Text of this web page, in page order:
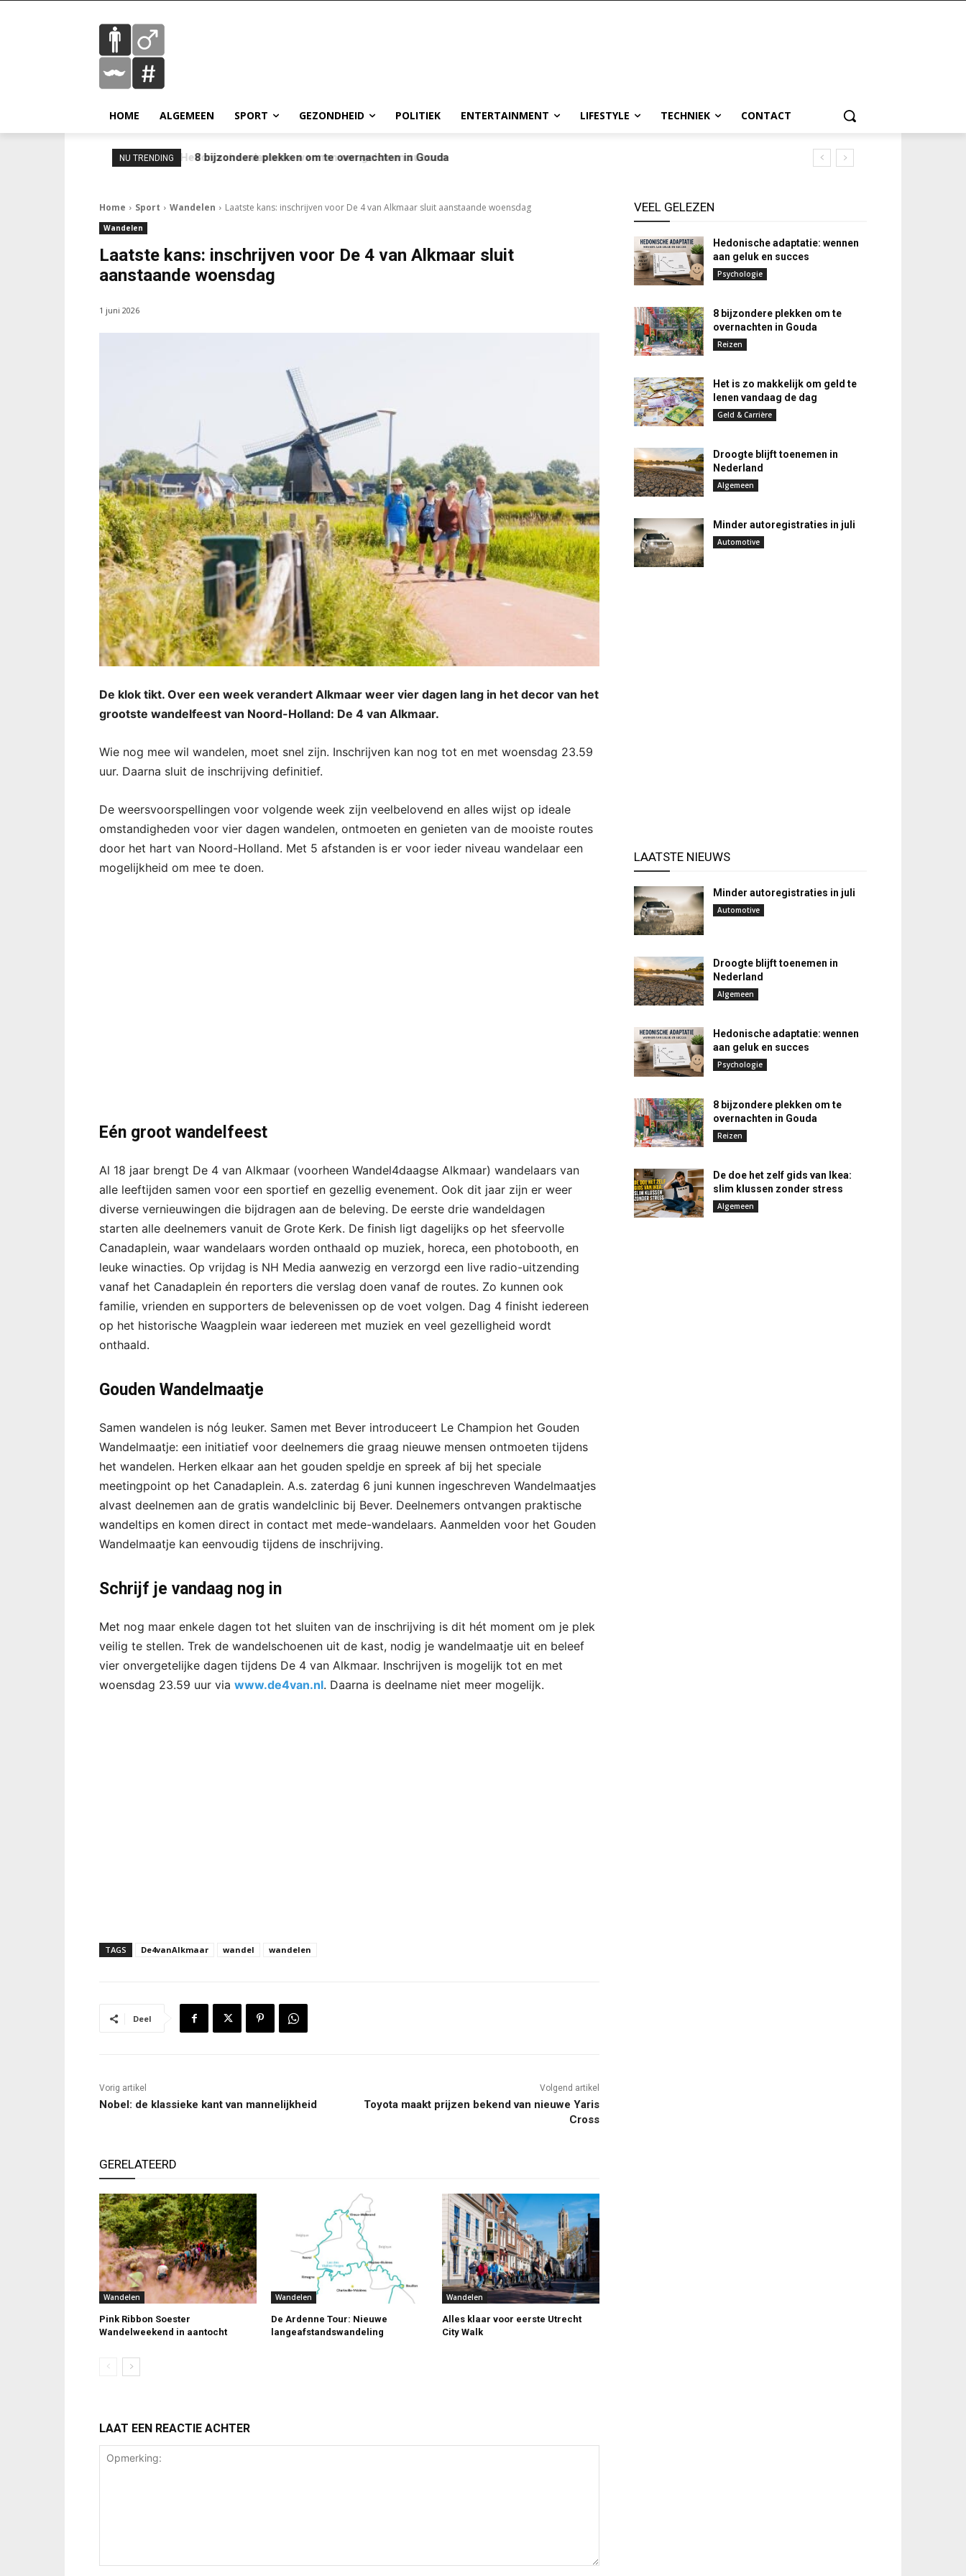
HOME ALGEMEEN SPORT GEZONDHEID POLITIEK ENTERTAINMENT LIFESTYLE TECHNIEK CONTACT
NU TRENDING 8 bijzondere plekken om te overnachten in Gouda
Home Sport Wandelen Laatste kans: inschrijven voor De 4 van Alkmaar sluit aanstaande woensdag
Wandelen
Laatste kans: inschrijven voor De 4 van Alkmaar sluit
aanstaande woensdag
1 juni 2026
De klok tikt. Over een week verandert Alkmaar weer vier dagen lang in het decor van het
grootste wandelfeest van Noord-Holland: De 4 van Alkmaar.
Wie nog mee wil wandelen, moet snel zijn. Inschrijven kan nog tot en met woensdag 23.59
uur. Daarna sluit de inschrijving definitief.
De weersvoorspellingen voor volgende week zijn veelbelovend en alles wijst op ideale
omstandigheden voor vier dagen wandelen, ontmoeten en genieten van de mooiste routes
door het hart van Noord-Holland. Met 5 afstanden is er voor ieder niveau wandelaar een
mogelijkheid om mee te doen.
Eén groot wandelfeest
Al 18 jaar brengt De 4 van Alkmaar (voorheen Wandel4daagse Alkmaar) wandelaars van
alle leeftijden samen voor een sportief en gezellig evenement. Ook dit jaar zijn er weer
diverse vernieuwingen die bijdragen aan de beleving. De eerste drie wandeldagen
starten alle deelnemers vanuit de Grote Kerk. De finish ligt dagelijks op het sfeervolle
Canadaplein, waar wandelaars worden onthaald op muziek, horeca, een photobooth, en
leuke winacties. Op vrijdag is NH Media aanwezig en verzorgd een live radio-uitzending
vanaf het Canadaplein én reporters die verslag doen vanaf de routes. Zo kunnen ook
familie, vrienden en supporters de belevenissen op de voet volgen. Dag 4 finisht iedereen
op het historische Waagplein waar iedereen met muziek en veel gezelligheid wordt
onthaald.
Gouden Wandelmaatje
Samen wandelen is nóg leuker. Samen met Bever introduceert Le Champion het Gouden
Wandelmaatje: een initiatief voor deelnemers die graag nieuwe mensen ontmoeten tijdens
het wandelen. Herken elkaar aan het gouden speldje en spreek af bij het speciale
meetingpoint op het Canadaplein. A.s. zaterdag 6 juni kunnen ingeschreven Wandelmaatjes
alvast deelnemen aan de gratis wandelclinic bij Bever. Deelnemers ontvangen praktische
wandeltips en komen direct in contact met mede-wandelaars. Aanmelden voor het Gouden
Wandelmaatje kan eenvoudig tijdens de inschrijving.
Schrijf je vandaag nog in
Met nog maar enkele dagen tot het sluiten van de inschrijving is dit hét moment om je plek
veilig te stellen. Trek de wandelschoenen uit de kast, nodig je wandelmaatje uit en beleef
vier onvergetelijke dagen tijdens De 4 van Alkmaar. Inschrijven is mogelijk tot en met
woensdag 23.59 uur via www.de4van.nl. Daarna is deelname niet meer mogelijk.
TAGS De4vanAlkmaar wandel wandelen
Deel
Vorig artikel
Nobel: de klassieke kant van mannelijkheid
Volgend artikel
Toyota maakt prijzen bekend van nieuwe Yaris
Cross
GERELATEERD
Wandelen
Pink Ribbon Soester
Wandelweekend in aantocht
Wandelen
De Ardenne Tour: Nieuwe
langeafstandswandeling
Wandelen
Alles klaar voor eerste Utrecht
City Walk
LAAT EEN REACTIE ACHTER
VEEL GELEZEN
Hedonische adaptatie: wennen
aan geluk en succes
Psychologie
8 bijzondere plekken om te
overnachten in Gouda
Reizen
Het is zo makkelijk om geld te
lenen vandaag de dag
Geld & Carrière
Droogte blijft toenemen in
Nederland
Algemeen
Minder autoregistraties in juli
Automotive
LAATSTE NIEUWS
Minder autoregistraties in juli
Automotive
Droogte blijft toenemen in
Nederland
Algemeen
Hedonische adaptatie: wennen
aan geluk en succes
Psychologie
8 bijzondere plekken om te
overnachten in Gouda
Reizen
De doe het zelf gids van Ikea:
slim klussen zonder stress
Algemeen